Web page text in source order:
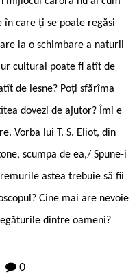
care ți se poate regăsi
la o schimbare a naturii
cultural poate fi atît de
de lesne? Poți sfărîma
dovezi de ajutor? Îmi e
Vorba lui T. S. Eliot, din
scumpa de ea,/ Spune-i
astea trebuie să fii
Cine mai are nevoie
dintre oameni?
0